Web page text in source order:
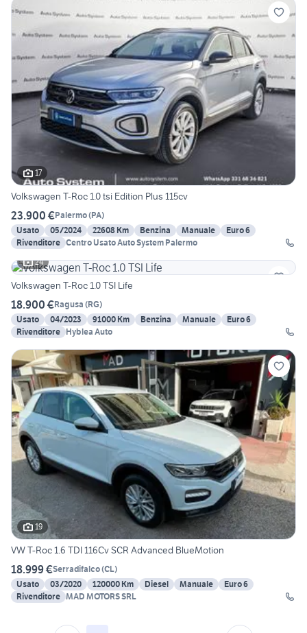
17
Volkswagen T-Roc 1.0 tsi Edition Plus 115cv
23.900 €Palermo(PA)
Usato
05/2024 22608 Km Benzina Manuale
Euro 6
Rivenditore Centro Usato Auto System Palermo
24
Volkswagen T-Roc 1.0 TSI Life
18.900 €Ragusa (RG)
Usato
04/2023 91000 Km Benzina Manuale
Euro 6
Rivenditore Hyblea Auto
19
VW T-Roc 1.6 TDI 116Cv SCR Advanced BlueMotion
18.999 €Serradifalco(CL)
Usato
03/2020 120000 Km Diesel Manuale
Euro 6
Rivenditore MAD MOTORS SRL